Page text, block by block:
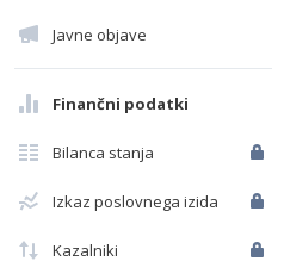
Javne objave
Finančni podatki
Bilanca stanja
Izkaz poslovnega izida
Kazalniki